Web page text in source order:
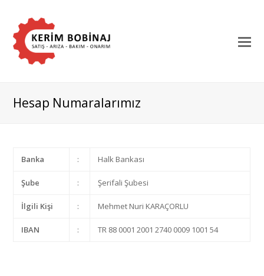
Hesap Numaralarımız
Banka : Halk Bankası
Şube : Şerifali Şubesi
İlgili Kişi : Mehmet Nuri KARAÇORLU
IBAN : TR 88 0001 2001 2740 0009 1001 54